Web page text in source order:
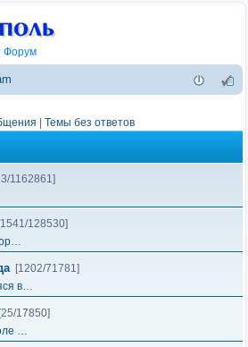
Форум
Темы без ответов
1162861]
[1541/128530]
[1202/71781]
в…
[25/17850]
…